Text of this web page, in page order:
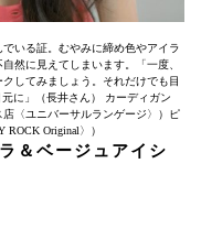
いる証。むやみに締め色やアイラ
然に見えてしまいます。「一度、
してみましょう。それだけでも目
に」（長井さん） カーディガン
〈ユニバーサルランゲージ〉）ピ
ROCK Original〉）
＆ベージュアイシ